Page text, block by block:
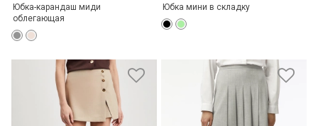
Юбка-карандаш миди
облегающая
Юбка мини в складку